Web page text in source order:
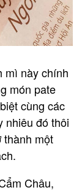
mì này chính
món pate
cùng các
nhiêu đó thôi
thành một
Châu,